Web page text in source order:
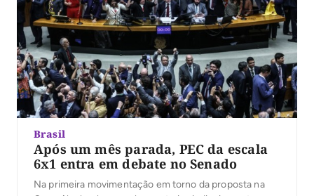
Brasil
Após um mês parada, PEC da escala
6x1 entra em debate no Senado
Na primeira movimentação em torno da proposta na